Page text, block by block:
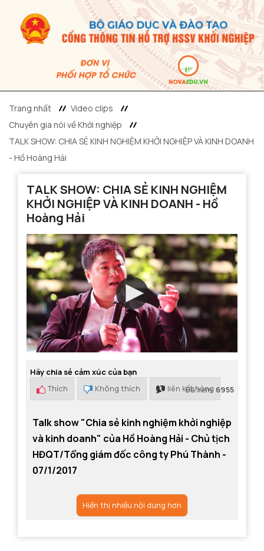
Trang nhất
Video clips
Chuyên gia nói về Khởi nghiệp
TALK SHOW: CHIA SẺ KINH NGHIỆM KHỞI NGHIỆP VÀ KINH DOANH
- Hồ Hoàng Hải
TALK SHOW: CHIA SẺ KINH NGHIỆM
KHỞI NGHIỆP VÀ KINH DOANH - Hồ
Hoàng Hải
Hãy chia sẻ cảm xúc của bạn
Thích
Không thích liên kết hỏng
Đã xem: 6955
Talk show "Chia sẻ kinh nghiệm khởi nghiệp
và kinh doanh" của Hồ Hoàng Hải - Chủ tịch
HĐQT/Tổng giám đốc công ty Phú Thành -
07/1/2017
Hiển thị nhiều nội dung hơn